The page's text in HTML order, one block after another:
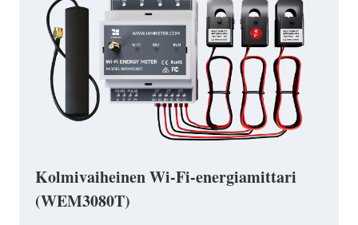
Kolmivaiheinen Wi-Fi-energiamittari
(WEM3080T)